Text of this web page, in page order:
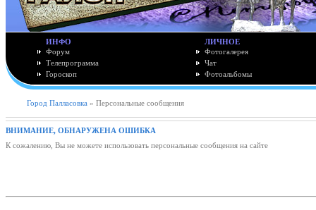
ИНФО
Форум
Телепрограмма
Гороскоп
ЛИЧНОЕ
Фотогалерея
Чат
Фотоальбомы
Город Палласовка » Персональные сообщения
ВНИМАНИЕ, ОБНАРУЖЕНА ОШИБКА
К сожалению, Вы не можете использовать персональные сообщения на сайте